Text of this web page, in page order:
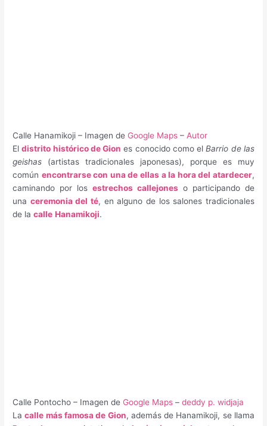
Calle Hanamikoji – Imagen de Google Maps – Autor
Eldistrito histórico de Gion es conocido como elBarrio de las
geishas (artistas tradicionales japonesas), porque es muy
común encontrarse con una de ellas a la hora del atardecer,
caminando por losestrechos callejones o participando de
una ceremonia del té, en alguno de los salones tradicionales
de lacalle Hanamikoji.
Calle Pontocho – Imagen de Google Maps –deddy p. widjaja
Lacalle más famosa de Gion, además de Hanamikoji, se llama